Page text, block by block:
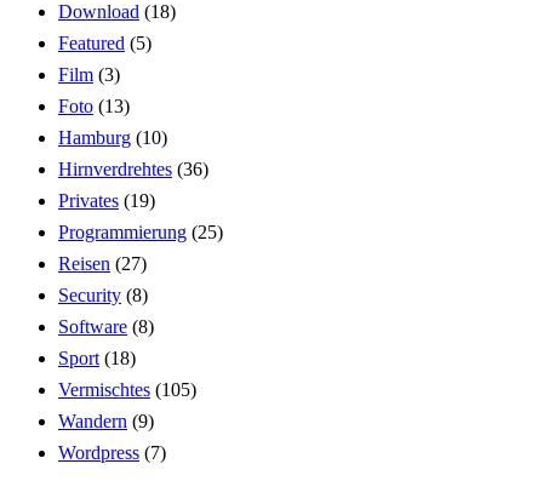
Download (18)
Featured (5)
Film (3)
Foto (13)
Hamburg (10)
Hirnverdrehtes (36)
Privates (19)
Programmierung (25)
Reisen (27)
Security (8)
Software (8)
Sport (18)
Vermischtes (105)
Wandern (9)
Wordpress (7)